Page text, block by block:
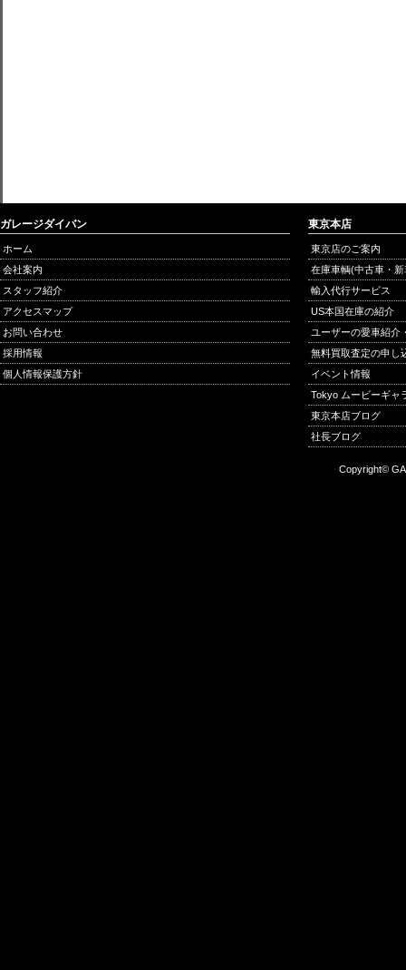
ガレージダイバン
ホーム
会社案内
スタッフ紹介
アクセスマップ
お問い合わせ
採用情報
個人情報保護方針
東京本店
東京店のご案内
在庫車輌(中古車・
輸入代行サービス
US本国在庫の紹介
ユーザーの愛車紹介
無料買取査定の申し
イベント情報
Tokyo ムービーギャ
東京本店ブログ
社長ブログ
Copyright©